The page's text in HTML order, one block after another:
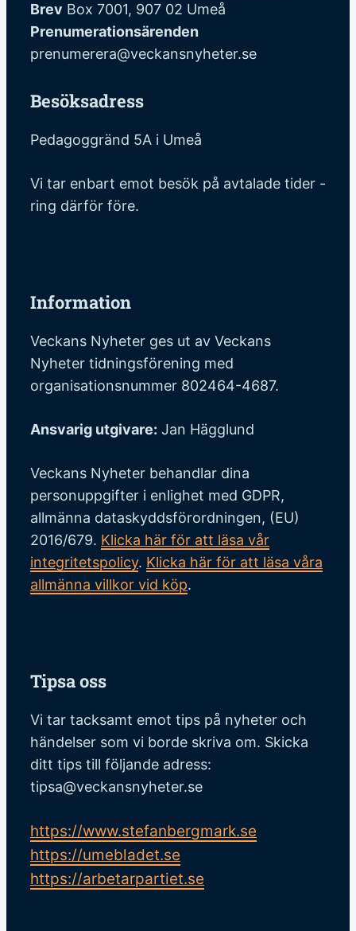
Brev Box 7001, 907 02 Umeå
Prenumerationsärenden
prenumerera@veckansnyheter.se
Besöksadress
Pedagoggränd 5A i Umeå
Vi tar enbart emot besök på avtalade tider -
ring därför före.
Information
Veckans Nyheter ges ut av Veckans
Nyheter tidningsförening med
organisationsnummer 802464-4687.
Ansvarig utgivare: Jan Hägglund
Veckans Nyheter behandlar dina
personuppgifter i enlighet med GDPR,
allmänna dataskyddsförordningen, (EU)
2016/679. Klicka här för att läsa vår
integritetspolicy. Klicka här för att läsa våra
allmänna villkor vid köp.
Tipsa oss
Vi tar tacksamt emot tips på nyheter och
händelser som vi borde skriva om. Skicka
ditt tips till följande adress:
tipsa@veckansnyheter.se
https://www.stefanbergmark.se
https://umebladet.se
https://arbetarpartiet.se